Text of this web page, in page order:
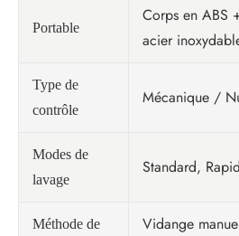
Portable
Corps en ABS
acier
Type de
contrôle
Mécanique /
Modes de
lavage
Standard,
Méthode de Vidange